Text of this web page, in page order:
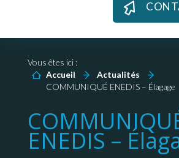
Vous êtes ici :
Accueil
Actualités
COMMUNIQUÉ ENEDIS – Élagage
ENEDIS –